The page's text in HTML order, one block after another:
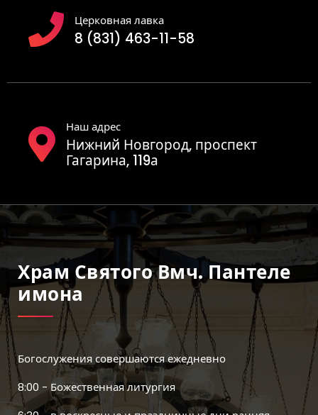
Церковная лавка
8 (831) 463-11-58
Наш адрес
Нижний Новгород, проспект
Гагарина, 119а
Храм Святого Вмч. Пантеле
Имона
Богослужения совершаются ежедневно
8:00 - Божественная литургия